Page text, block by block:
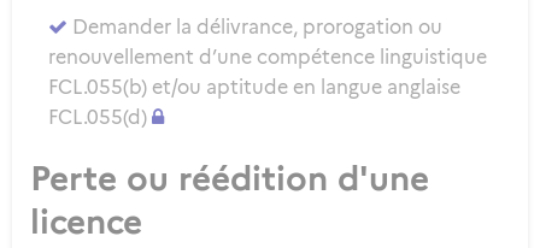
Demander la délivrance, prorogation ou
renouvellement d’une compétence linguistique
FCL.055(b) et/ou aptitude en langue anglaise
FCL.055(d)
Perte ou réédition d'une
licence